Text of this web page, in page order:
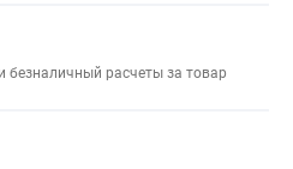
безналичный расчеты за товар